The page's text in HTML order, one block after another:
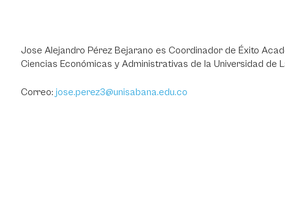
Jose Alejandro Pérez Bejarano es Coordinador de Éxito
Ciencias Económicas y Administrativas de la Universidad de
Correo: jose.perez3@unisabana.edu.co